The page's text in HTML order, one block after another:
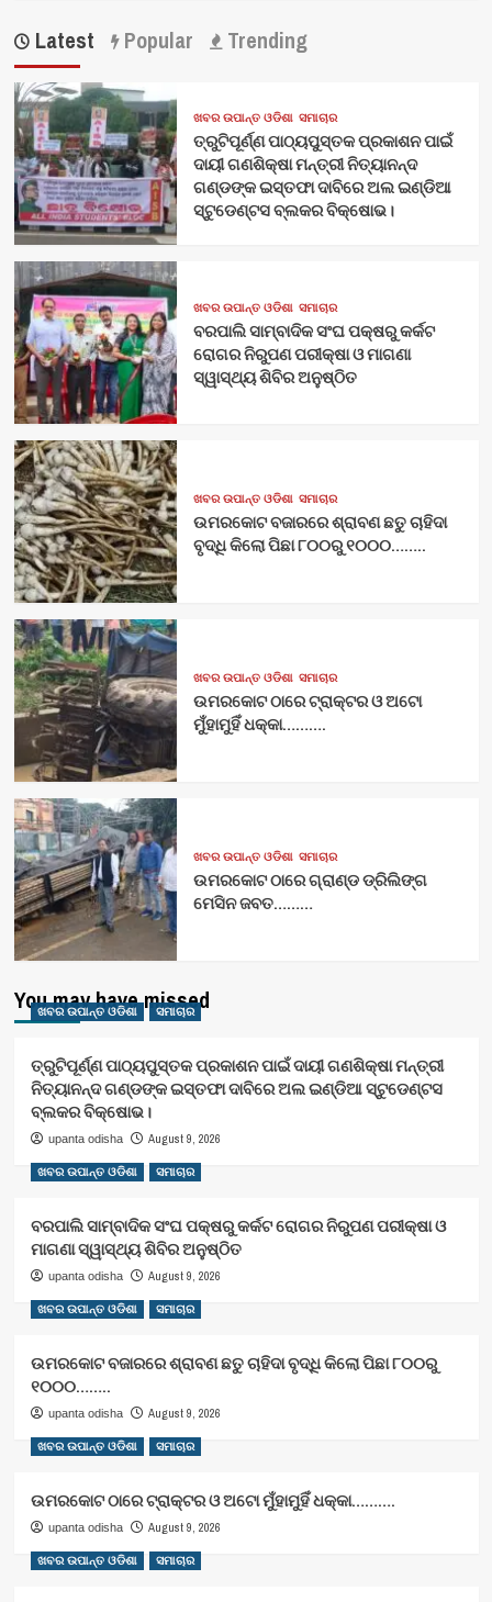
Latest Popular Trending
ଖବର ଉପାନ୍ତ ଓଡିଶା ସମାଚାର
ତ୍ରୁଟିପୂର୍ଣ୍ଣ ପାଠ୍ୟପୁସ୍ତକ ପ୍ରକାଶନ ପାଇଁ
ଦାୟୀ ଗଣଶିକ୍ଷା ମନ୍ତ୍ରୀ ନିତ୍ୟାନନ୍ଦ
ଗଣ୍ଡଙ୍କ ଇସ୍ତଫା ଦାବିରେ ଅଲ ଇଣ୍ଡିଆ
ସ୍ଟୁଡେଣ୍ଟସ ବ୍ଲକର ବିକ୍ଷୋଭ।
ଖବର ଉପାନ୍ତ ଓଡିଶା ସମାଚାର
ବରପାଲି ସାମ୍ବାଦିକ ସଂଘ ପକ୍ଷରୁ କର୍କଟ
ରୋଗର ନିରୁପଣ ପରୀକ୍ଷା ଓ ମାଗଣା
ସ୍ୱାସ୍ଥ୍ୟ ଶିବିର ଅନୁଷ୍ଠିତ
ଖବର ଉପାନ୍ତ ଓଡିଶା ସମାଚାର
ଉମରକୋଟ ବଜାରରେ ଶ୍ରାବଣ ଛତୁ ଚାହିଦା
ବୃଦ୍ଧି କିଲୋ ପିଛା ୮୦୦ରୁ ୧୦୦୦……..
ଖବର ଉପାନ୍ତ ଓଡିଶା ସମାଚାର
ଉମରକୋଟ ଠାରେ ଟ୍ରାକ୍ଟର ଓ ଅଟୋ
ମୁଁହାମୁହିଁ ଧକ୍କା……….
ଖବର ଉପାନ୍ତ ଓଡିଶା ସମାଚାର
ଉମରକୋଟ ଠାରେ ଗ୍ରାଣ୍ଡ ଡ୍ରିଲିଙ୍ଗ
ମେସିନ ଜବତ………
You may have missed
ଖବର ଉପାନ୍ତ ଓଡିଶା ସମାଚାର
ତ୍ରୁଟିପୂର୍ଣ୍ଣ ପାଠ୍ୟପୁସ୍ତକ ପ୍ରକାଶନ ପାଇଁ ଦାୟୀ ଗଣଶିକ୍ଷା ମନ୍ତ୍ରୀ
ନିତ୍ୟାନନ୍ଦ ଗଣ୍ଡଙ୍କ ଇସ୍ତଫା ଦାବିରେ ଅଲ ଇଣ୍ଡିଆ ସ୍ଟୁଡେଣ୍ଟସ
ବ୍ଲକର ବିକ୍ଷୋଭ।
upanta odisha August 9, 2026
ଖବର ଉପାନ୍ତ ଓଡିଶା ସମାଚାର
ବରପାଲି ସାମ୍ବାଦିକ ସଂଘ ପକ୍ଷରୁ କର୍କଟ ରୋଗର ନିରୁପଣ ପରୀକ୍ଷା ଓ
ମାଗଣା ସ୍ୱାସ୍ଥ୍ୟ ଶିବିର ଅନୁଷ୍ଠିତ
upanta odisha August 9, 2026
ଖବର ଉପାନ୍ତ ଓଡିଶା ସମାଚାର
ଉମରକୋଟ ବଜାରରେ ଶ୍ରାବଣ ଛତୁ ଚାହିଦା ବୃଦ୍ଧି କିଲୋ ପିଛା ୮୦୦ରୁ
୧୦୦୦……..
upanta odisha August 9, 2026
ଖବର ଉପାନ୍ତ ଓଡିଶା ସମାଚାର
ଉମରକୋଟ ଠାରେ ଟ୍ରାକ୍ଟର ଓ ଅଟୋ ମୁଁହାମୁହିଁ ଧକ୍କା……….
upanta odisha August 9, 2026
ଖବର ଉପାନ୍ତ ଓଡିଶା ସମାଚାର